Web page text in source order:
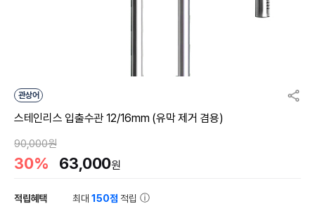
관상어
스테인리스 입출수관 12/16mm (유막 제거 겸용)
90,000원
30% 63,000원
적립혜택 최대150점 적립